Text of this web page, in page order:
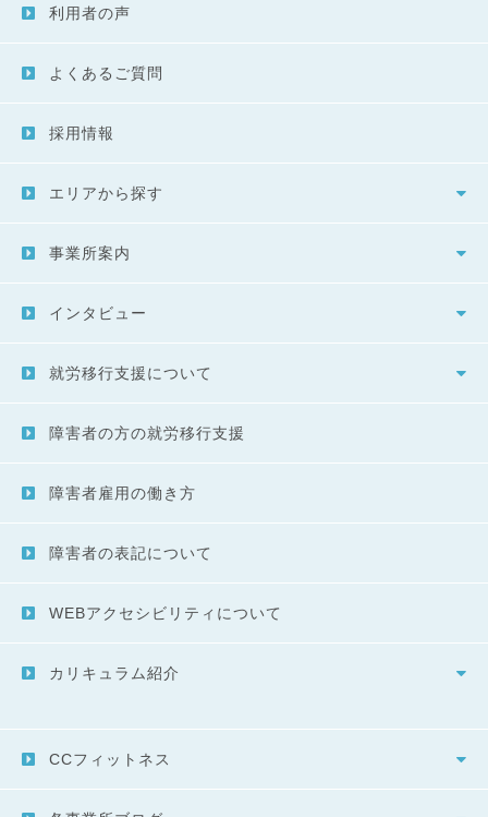
利用者の声
よくあるご質問
採用情報
エリアから探す
事業所案内
インタビュー
就労移行支援について
障害者の方の就労移行支援
障害者雇用の働き方
障害者の表記について
WEBアクセシビリティについて
カリキュラム紹介
CCフィットネス